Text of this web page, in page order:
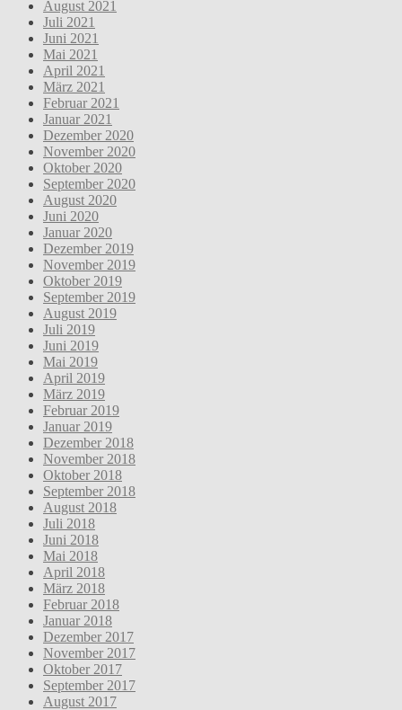
August 2021
Juli 2021
Juni 2021
Mai 2021
April 2021
März 2021
Februar 2021
Januar 2021
Dezember 2020
November 2020
Oktober 2020
September 2020
August 2020
Juni 2020
Januar 2020
Dezember 2019
November 2019
Oktober 2019
September 2019
August 2019
Juli 2019
Juni 2019
Mai 2019
April 2019
März 2019
Februar 2019
Januar 2019
Dezember 2018
November 2018
Oktober 2018
September 2018
August 2018
Juli 2018
Juni 2018
Mai 2018
April 2018
März 2018
Februar 2018
Januar 2018
Dezember 2017
November 2017
Oktober 2017
September 2017
August 2017